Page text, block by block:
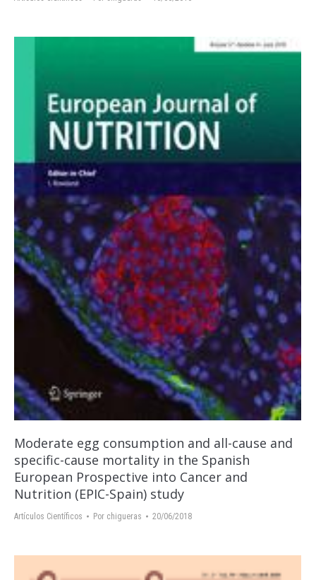
Moderate egg consumption and all-cause and
specific-cause mortality in the Spanish
European Prospective into Cancer and
Nutrition (EPIC-Spain) study
Artículos Científicos Por chigueras 20/06/2018